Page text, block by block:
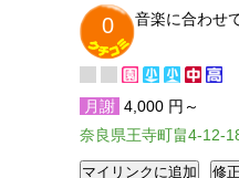
0 音楽に合わせ
月謝 4,000 円～
奈良県王寺町畠4-12-